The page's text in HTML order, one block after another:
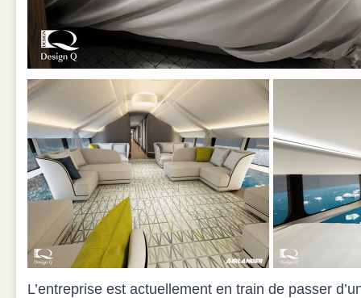
L’entreprise est actuellement en train de passer